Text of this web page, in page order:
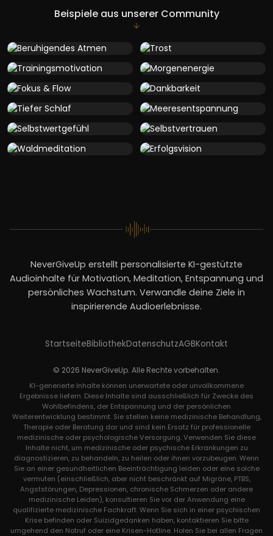
Beispiele aus unserer Community
NeverGiveUp erstellt personalisierte KI-gestützte
Audioinhalte für Motivation, Meditation, Entspannung und
persönliches Wachstum. Verwandle deine Ziele in
inspirierende Audioerlebnisse.
StartseiteBibliothekDatenschutzAGBKontakt
© 2026 NeverGiveUp. Alle Rechte vorbehalten.
KI-generierte Inhalte können unerwartete oder unvollkommene
Ergebnisse liefern. Diese Inhalte sind ausschließlich für Zwecke des
Wohlbefindens, der Entspannung und der persönlichen
Weiterentwicklung bestimmt. Sie stellen keine medizinische Behandlung,
Therapie oder Beratung dar und sind kein Ersatz für professionelle
medizinische oder psychologische Versorgung. Verwenden Sie diese
Inhalte nicht, um medizinische oder psychische Erkrankungen zu
diagnostizieren, zu behandeln, zu heilen oder ihnen vorzubeugen. Wenn
Sie an einer gesundheitlichen Beeinträchtigung leiden oder eine solche
vermuten (einschließlich, aber nicht beschränkt auf Migräne, PTBS,
Angststörungen, Depressionen, chronische Schmerzen oder andere
medizinische Leiden), konsultieren Sie vor der Anwendung eine
qualifizierte medizinische Fachkraft. Wenn Sie sich in einer psychischen
Krise befinden oder Suizidgedanken haben, kontaktieren Sie bitte
umgehend den Notruf oder eine Krisen-Hotline. Holen Sie bei allen Fragen